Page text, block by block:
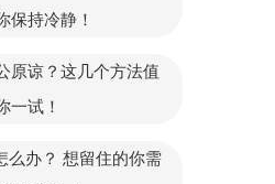
保持冷静！
原谅？这几个方法值
一试！
么办？ 想留住的你需